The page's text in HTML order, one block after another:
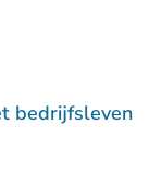
bedrijfsleven